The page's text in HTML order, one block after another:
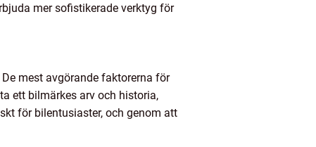
mer sofistikerade verktyg för
mest avgörande faktorerna för
ett bilmärkes arv och historia,
för bilentusiaster, och genom att